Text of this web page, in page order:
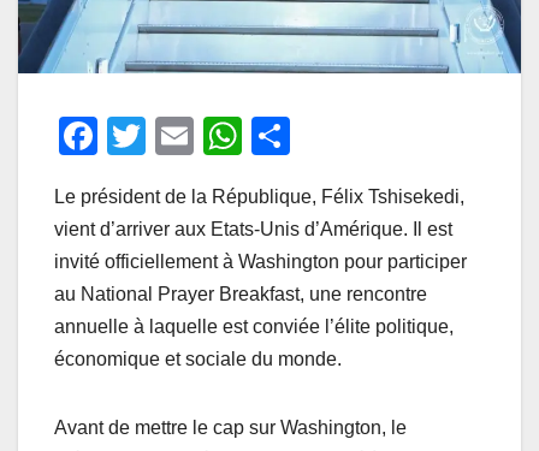
F
c
e
b
o
o
T
tt
er
E
ail
W
at
s
A
p
p
ta
g
er
Le président de la République, Félix Tshisekedi,
vient d’arriver aux Etats-Unis d’Amérique. Il est
invité officiellement à Washington pour participer
au National Prayer Breakfast, une rencontre
annuelle à laquelle est conviée l’élite politique,
économique et sociale du monde.
Avant de mettre le cap sur Washington, le